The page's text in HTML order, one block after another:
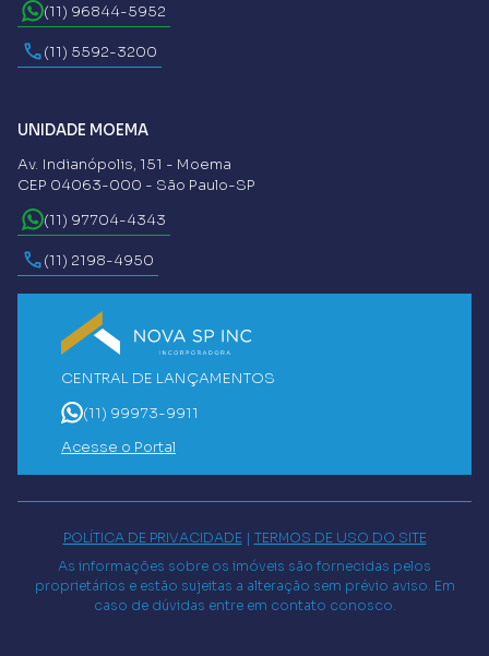
(11) 96844-5952
(11) 5592-3200
UNIDADE MOEMA
Av. Indianópolis, 151 - Moema
CEP 04063-000 - São Paulo-SP
(11) 97704-4343
(11) 2198-4950
CENTRAL DE LANÇAMENTOS
(11) 99973-9911
Acesse o Portal
POLÍTICA DE PRIVACIDADE | TERMOS DE USO DO SITE
As informações sobre os imóveis são fornecidas pelos
proprietários e estão sujeitas a alteração sem prévio aviso. Em
caso de dúvidas entre em contato conosco.